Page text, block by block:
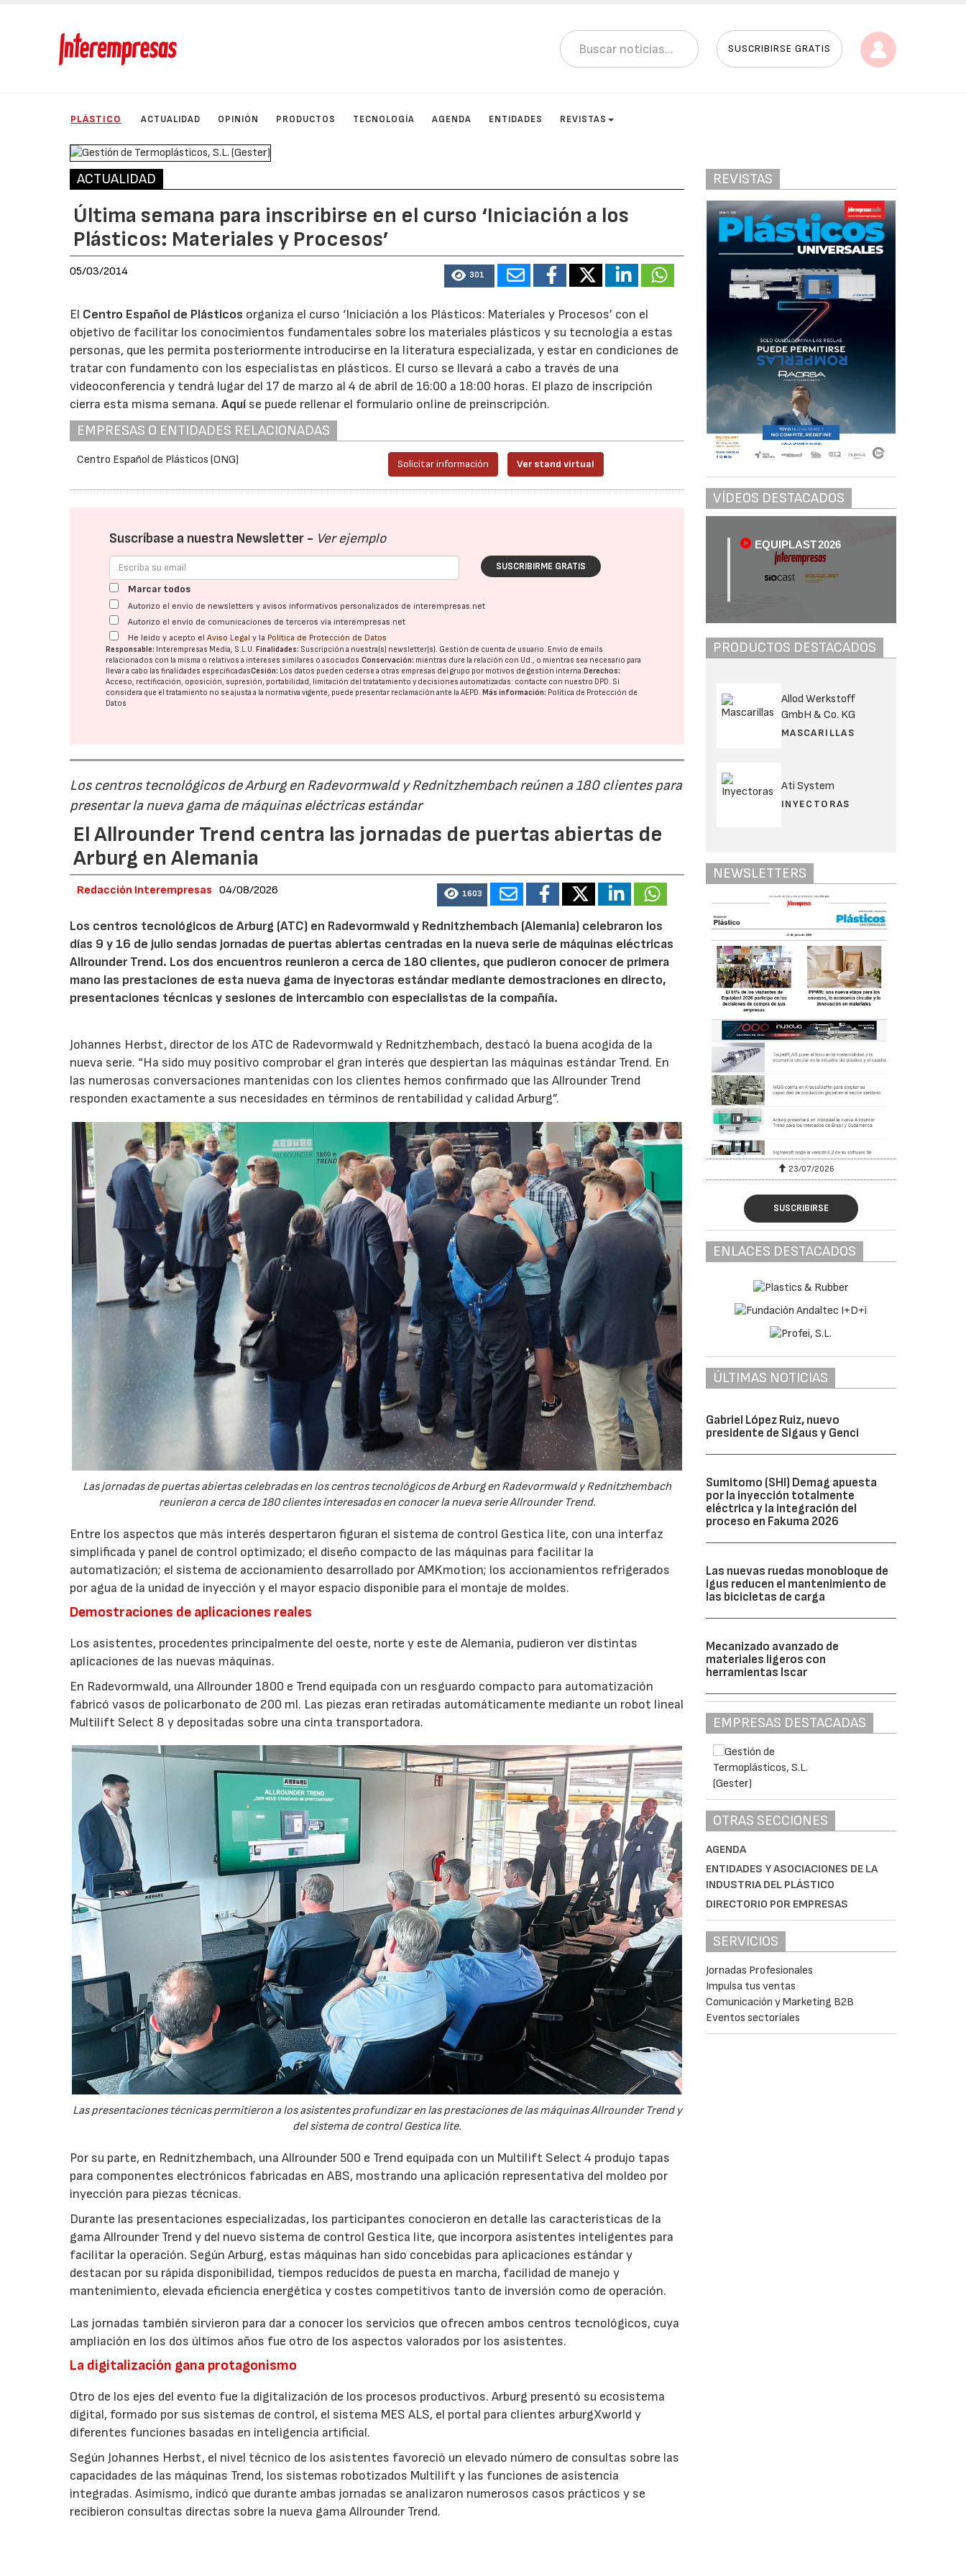
SUSCRIBIRSE GRATIS
PLÁSTICO ACTUALIDAD OPINIÓN PRODUCTOS TECNOLOGÍA AGENDA ENTIDADES REVISTAS
ACTUALIDAD
Última semana para inscribirse en el curso ‘Iniciación a los
Plásticos: Materiales y Procesos’
05/03/2014 301
El Centro Español de Plásticos organiza el curso ‘Iniciación a los Plásticos: Materiales y Procesos’ con el
objetivo de facilitar los conocimientos fundamentales sobre los materiales plásticos y su tecnología a estas
personas, que les permita posteriormente introducirse en la literatura especializada, y estar en condiciones de
tratar con fundamento con los especialistas en plásticos. El curso se llevará a cabo a través de una
videoconferencia y tendrá lugar del 17 de marzo al 4 de abril de 16:00 a 18:00 horas. El plazo de inscripción
cierra esta misma semana.Aquí se puede rellenar el formulario online de preinscripción.
EMPRESAS O ENTIDADES RELACIONADAS
Centro Español de Plásticos (ONG) Solicitar información Ver stand virtual
Suscríbase a nuestra Newsletter - Ver ejemplo
SUSCRIBIRME GRATIS
Marcar todos
Autorizo el envío de newsletters y avisos informativos personalizados de interempresas.net
Autorizo el envío de comunicaciones de terceros vía interempresas.net
He leído y acepto elAviso Legal y la Política de Protección de Datos
Responsable: Interempresas Media, S.L.U.Finalidades: Suscripción a nuestra(s) newsletter(s). Gestión de cuenta de usuario. Envío de emails
relacionados con la misma o relativos a intereses similares o asociados.Conservación: mientras dure la relación con Ud., o mientras sea necesario para
llevar a cabo las finalidades especificadasCesión: Los datos pueden cederse a otras empresas del grupo por motivos de gestión interna.Derechos:
Acceso, rectificación, oposición, supresión, portabilidad, limitación del tratatamiento y decisiones automatizadas: contacte con nuestro DPD. Si
considera que el tratamiento no se ajusta a la normativa vigente, puede presentar reclamación ante laAEPD.Más información: Política de Protección de
Datos
Los centros tecnológicos de Arburg en Radevormwald y Rednitzhembach reúnen a 180 clientes para
presentar la nueva gama de máquinas eléctricas estándar
El Allrounder Trend centra las jornadas de puertas abiertas de
Arburg en Alemania
Redacción Interempresas 04/08/2026 1603
Los centros tecnológicos de Arburg (ATC) en Radevormwald y Rednitzhembach (Alemania) celebraron los
días 9 y 16 de julio sendas jornadas de puertas abiertas centradas en la nueva serie de máquinas eléctricas
Allrounder Trend. Los dos encuentros reunieron a cerca de 180 clientes, que pudieron conocer de primera
mano las prestaciones de esta nueva gama de inyectoras estándar mediante demostraciones en directo,
presentaciones técnicas y sesiones de intercambio con especialistas de la compañía.
Johannes Herbst, director de los ATC de Radevormwald y Rednitzhembach, destacó la buena acogida de la
nueva serie. “Ha sido muy positivo comprobar el gran interés que despiertan las máquinas estándar Trend. En
las numerosas conversaciones mantenidas con los clientes hemos confirmado que las Allrounder Trend
responden exactamente a sus necesidades en términos de rentabilidad y calidad Arburg”.
Las jornadas de puertas abiertas celebradas en los centros tecnológicos de Arburg en Radevormwald y Rednitzhembach
reunieron a cerca de 180 clientes interesados en conocer la nueva serie Allrounder Trend.
Entre los aspectos que más interés despertaron figuran el sistema de control Gestica lite, con una interfaz
simplificada y panel de control optimizado; el diseño compacto de las máquinas para facilitar la
automatización; el sistema de accionamiento desarrollado por AMKmotion; los accionamientos refrigerados
por agua de la unidad de inyección y el mayor espacio disponible para el montaje de moldes.
Demostraciones de aplicaciones reales
Los asistentes, procedentes principalmente del oeste, norte y este de Alemania, pudieron ver distintas
aplicaciones de las nuevas máquinas.
En Radevormwald, una Allrounder 1800 e Trend equipada con un resguardo compacto para automatización
fabricó vasos de policarbonato de 200 ml. Las piezas eran retiradas automáticamente mediante un robot lineal
Multilift Select 8 y depositadas sobre una cinta transportadora.
Las presentaciones técnicas permitieron a los asistentes profundizar en las prestaciones de las máquinas Allrounder Trend y
del sistema de control Gestica lite.
Por su parte, en Rednitzhembach, una Allrounder 500 e Trend equipada con un Multilift Select 4 produjo tapas
para componentes electrónicos fabricadas en ABS, mostrando una aplicación representativa del moldeo por
inyección para piezas técnicas.
Durante las presentaciones especializadas, los participantes conocieron en detalle las características de la
gama Allrounder Trend y del nuevo sistema de control Gestica lite, que incorpora asistentes inteligentes para
facilitar la operación. Según Arburg, estas máquinas han sido concebidas para aplicaciones estándar y
destacan por su rápida disponibilidad, tiempos reducidos de puesta en marcha, facilidad de manejo y
mantenimiento, elevada eficiencia energética y costes competitivos tanto de inversión como de operación.
Las jornadas también sirvieron para dar a conocer los servicios que ofrecen ambos centros tecnológicos, cuya
ampliación en los dos últimos años fue otro de los aspectos valorados por los asistentes.
La digitalización gana protagonismo
Otro de los ejes del evento fue la digitalización de los procesos productivos. Arburg presentó su ecosistema
digital, formado por sus sistemas de control, el sistema MES ALS, el portal para clientes arburgXworld y
diferentes funciones basadas en inteligencia artificial.
Según Johannes Herbst, el nivel técnico de los asistentes favoreció un elevado número de consultas sobre las
capacidades de las máquinas Trend, los sistemas robotizados Multilift y las funciones de asistencia
integradas. Asimismo, indicó que durante ambas jornadas se analizaron numerosos casos prácticos y se
recibieron consultas directas sobre la nueva gama Allrounder Trend.
REVISTAS
VÍDEOS DESTACADOS
EQUIPLAST 2026
PRODUCTOS DESTACADOS
Allod Werkstoff
GmbH & Co. KG
MASCARILLAS
Ati System
INYECTORAS
NEWSLETTERS
23/07/2026 30/07/2026 23/07/2026
SUSCRIBIRSE
ENLACES DESTACADOS
ÚLTIMAS NOTICIAS
Gabriel López Ruiz, nuevo
presidente de Sigaus y Genci
Sumitomo (SHI) Demag apuesta
por la inyección totalmente
eléctrica y la integración del
proceso en Fakuma 2026
Las nuevas ruedas monobloque de
igus reducen el mantenimiento de
las bicicletas de carga
Mecanizado avanzado de
materiales ligeros con
herramientas Iscar
EMPRESAS DESTACADAS
OTRAS SECCIONES
AGENDA
ENTIDADES Y ASOCIACIONES DE LA
INDUSTRIA DEL PLÁSTICO
DIRECTORIO POR EMPRESAS
SERVICIOS
Jornadas Profesionales
Impulsa tus ventas
Comunicación y Marketing B2B
Eventos sectoriales